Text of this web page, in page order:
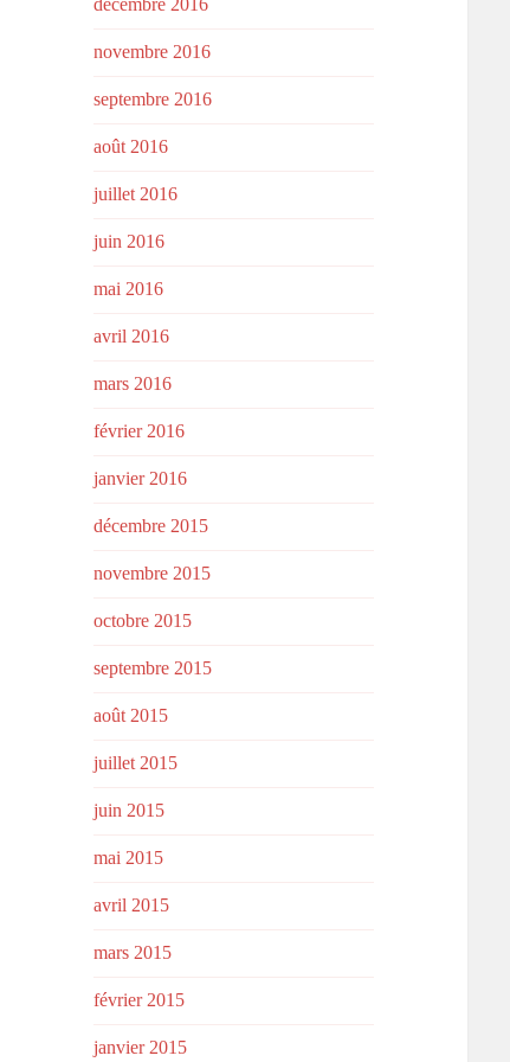
décembre 2016
novembre 2016
septembre 2016
août 2016
juillet 2016
juin 2016
mai 2016
avril 2016
mars 2016
février 2016
janvier 2016
décembre 2015
novembre 2015
octobre 2015
septembre 2015
août 2015
juillet 2015
juin 2015
mai 2015
avril 2015
mars 2015
février 2015
janvier 2015